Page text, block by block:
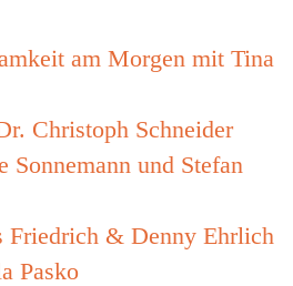
am Morgen mit Tina
Christoph Schneider
Sonnemann und Stefan
Friedrich & Denny Ehrlich
Pasko